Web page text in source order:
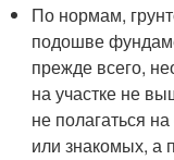
По нормам,
подошве
прежде всего,
на участке не
не полагаться
или знакомых, а